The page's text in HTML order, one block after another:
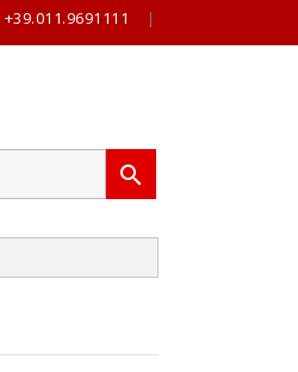
+39.011.9691111 |
